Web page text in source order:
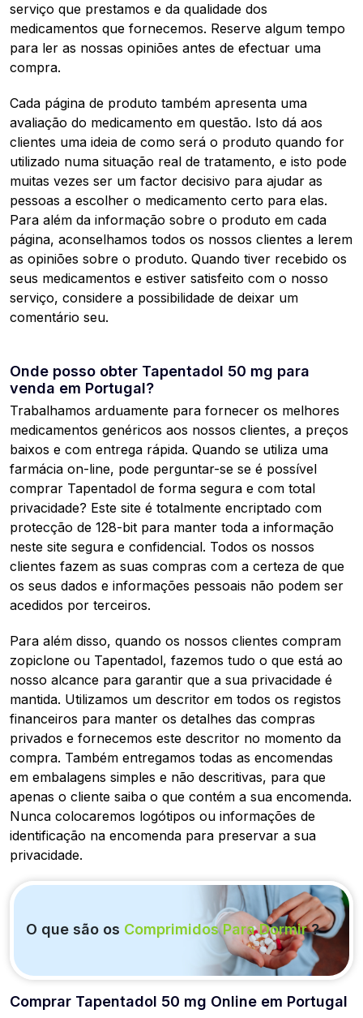
serviço que prestamos e da qualidade dos
medicamentos que fornecemos. Reserve algum tempo
para ler as nossas opiniões antes de efectuar uma
compra.
Cada página de produto também apresenta uma
avaliação do medicamento em questão. Isto dá aos
clientes uma ideia de como será o produto quando for
utilizado numa situação real de tratamento, e isto pode
muitas vezes ser um factor decisivo para ajudar as
pessoas a escolher o medicamento certo para elas.
Para além da informação sobre o produto em cada
página, aconselhamos todos os nossos clientes a lerem
as opiniões sobre o produto. Quando tiver recebido os
seus medicamentos e estiver satisfeito com o nosso
serviço, considere a possibilidade de deixar um
comentário seu.
Onde posso obter Tapentadol 50 mg para
venda em Portugal?
Trabalhamos arduamente para fornecer os melhores
medicamentos genéricos aos nossos clientes, a preços
baixos e com entrega rápida. Quando se utiliza uma
farmácia on-line, pode perguntar-se se é possível
comprar Tapentadol de forma segura e com total
privacidade? Este site é totalmente encriptado com
protecção de 128-bit para manter toda a informação
neste site segura e confidencial. Todos os nossos
clientes fazem as suas compras com a certeza de que
os seus dados e informações pessoais não podem ser
acedidos por terceiros.
Para além disso, quando os nossos clientes compram
zopiclone ou Tapentadol, fazemos tudo o que está ao
nosso alcance para garantir que a sua privacidade é
mantida. Utilizamos um descritor em todos os registos
financeiros para manter os detalhes das compras
privados e fornecemos este descritor no momento da
compra. Também entregamos todas as encomendas
em embalagens simples e não descritivas, para que
apenas o cliente saiba o que contém a sua encomenda.
Nunca colocaremos logótipos ou informações de
identificação na encomenda para preservar a sua
privacidade.
O que são os Comprimidos Para Dormir?
Comprar Tapentadol 50 mg Online em Portugal